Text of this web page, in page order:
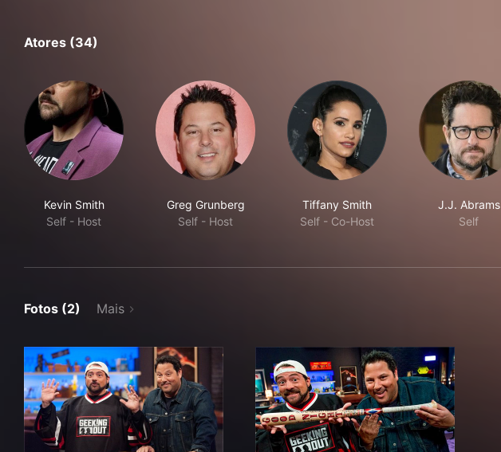
Atores (34)
Kevin Smith
Self - Host
Greg Grunberg
Self - Host
Tiffany Smith
Self - Co-Host
J.J. Abrams
Self
Fotos (2) Mais